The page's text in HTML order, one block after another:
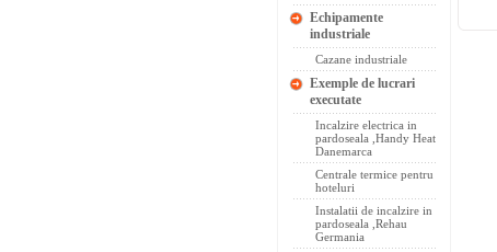
Echipamente
industriale
Cazane industriale
Exemple de lucrari
executate
Incalzire electrica in
pardoseala ,Handy Heat
Danemarca
Centrale termice pentru
hoteluri
Instalatii de incalzire in
pardoseala ,Rehau
Germania